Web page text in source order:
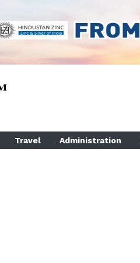
Travel Administration